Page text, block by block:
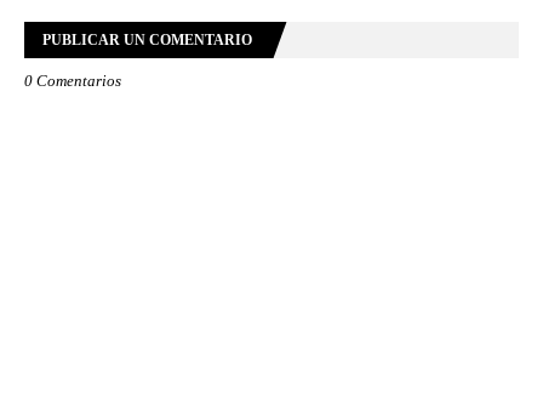
PUBLICAR UN COMENTARIO
0 Comentarios